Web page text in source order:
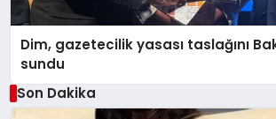
Dim, gazetecilik yasası taslağını
sundu
Son Dakika